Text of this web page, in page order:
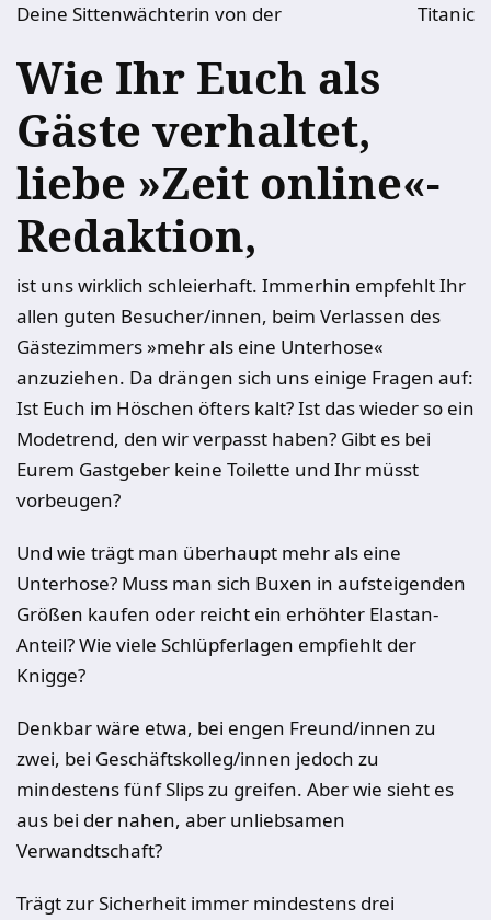
Deine Sittenwächterin von der Titanic
Wie Ihr Euch als
Gäste verhaltet,
liebe »Zeit online«-
Redaktion,
ist uns wirklich schleierhaft. Immerhin empfehlt Ihr
allen guten Besucher/innen, beim Verlassen des
Gästezimmers »mehr als eine Unterhose«
anzuziehen. Da drängen sich uns einige Fragen auf:
Ist Euch im Höschen öfters kalt? Ist das wieder so ein
Modetrend, den wir verpasst haben? Gibt es bei
Eurem Gastgeber keine Toilette und Ihr müsst
vorbeugen?
Und wie trägt man überhaupt mehr als eine
Unterhose? Muss man sich Buxen in aufsteigenden
Größen kaufen oder reicht ein erhöhter Elastan-
Anteil? Wie viele Schlüpferlagen empfiehlt der
Knigge?
Denkbar wäre etwa, bei engen Freund/innen zu
zwei, bei Geschäftskolleg/innen jedoch zu
mindestens fünf Slips zu greifen. Aber wie sieht es
aus bei der nahen, aber unliebsamen
Verwandtschaft?
Trägt zur Sicherheit immer mindestens drei